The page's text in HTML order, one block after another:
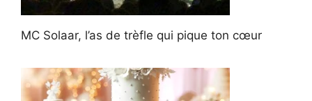
MC Solaar, l’as de trèfle qui pique ton cœur